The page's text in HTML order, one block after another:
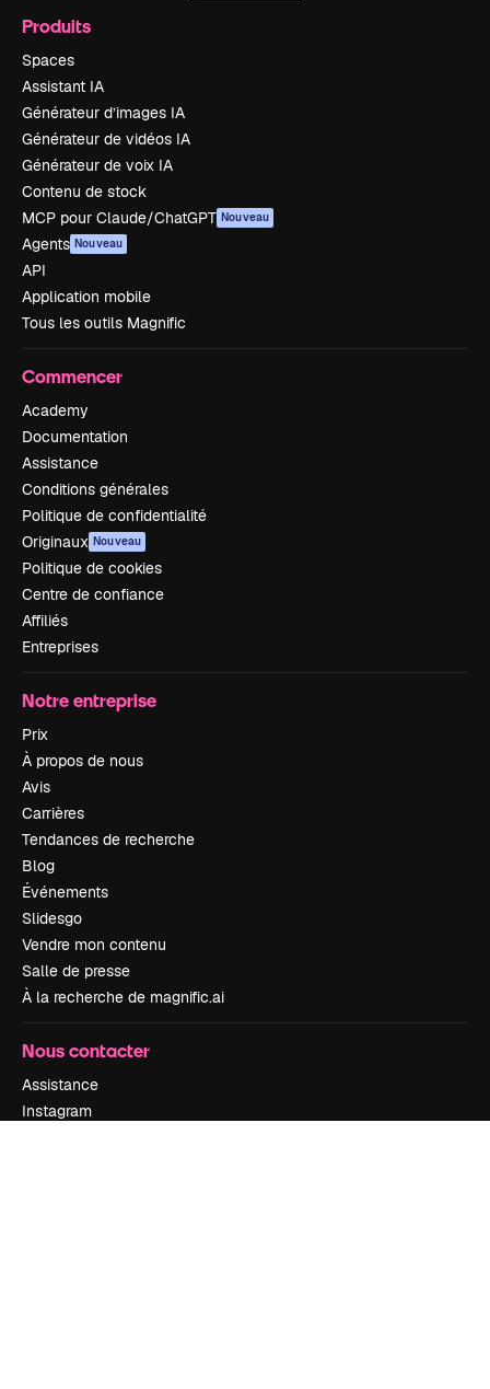
Produits
Spaces
Assistant IA
Générateur d’images IA
Générateur de vidéos IA
Générateur de voix IA
Contenu de stock
MCP pour Claude/ChatGPT Nouveau
Agents Nouveau
API
Application mobile
Tous les outils Magnific
Commencer
Academy
Documentation
Assistance
Conditions générales
Politique de confidentialité
Originaux Nouveau
Politique de cookies
Centre de confiance
Affiliés
Entreprises
Notre entreprise
Prix
À propos de nous
Avis
Carrières
Tendances de recherche
Blog
Événements
Slidesgo
Vendre mon contenu
Salle de presse
À la recherche de magnific.ai
Nous contacter
Assistance
Instagram